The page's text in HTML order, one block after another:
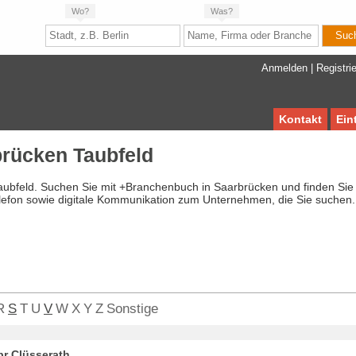
Wo? Was?
Anmelden
Kontakt
Taubfeld
Suchen Sie mit +Branchenbuch in Saarbrücken und finden Sie
sowie digitale Kommunikation zum Unternehmen, die Sie suchen.
S T U V W X Y Z Sonstige